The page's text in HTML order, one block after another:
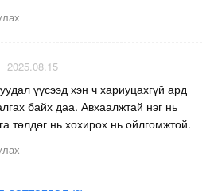
2025.08.15
үүсээд хэн ч хариуцахгүй ард
байх даа. Авхаалжтай нэг нь
төлдөг нь хохирох нь ойлгомжтой.